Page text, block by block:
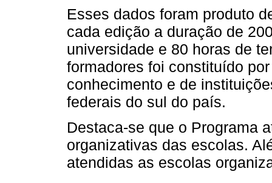
Esses dados foram produto
cada edição a duração de
universidade e 80 horas de
formadores foi constituído
conhecimento e de
federais do sul do país.
Destaca-se que o Programa
organizativas das escolas.
atendidas as escolas